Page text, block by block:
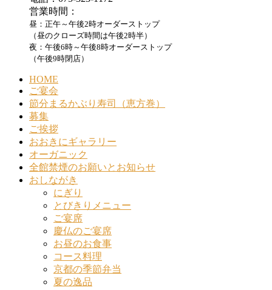
営業時間：
昼：正午～午後2時オーダーストップ
（昼のクローズ時間は午後2時半）
夜：午後6時～午後8時オーダーストップ
（午後9時閉店）
HOME
ご宴会
節分まるかぶり寿司（恵方巻）
募集
ご挨拶
おおきにギャラリー
オーガニック
全館禁煙のお願いとお知らせ
おしながき
にぎり
とびきりメニュー
ご宴席
慶仏のご宴席
お昼のお食事
コース料理
京都の季節弁当
夏の逸品